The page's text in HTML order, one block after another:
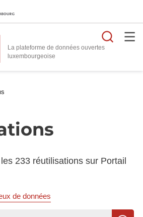
La plateforme de données ouvertes
233 réutilisations sur Portail
de données